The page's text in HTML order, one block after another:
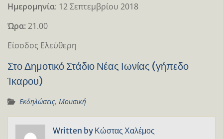
Ημερομηνία: 12 Σεπτεμβρίου 2018
Ώρα:21.00
Είσοδος Ελεύθερη
Στο Δημοτικό Στάδιο Νέας Ιωνίας (γήπεδο
Ίκαρου)
Εκδηλώσεις, Μουσική
Written by Κώστας Χαλέμος